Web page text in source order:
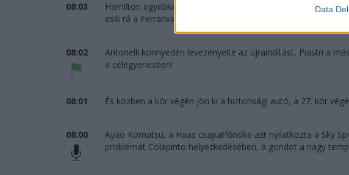
Data
08:03
Hamilton egyébként Antonellihez hasonlóan jól járt a
esik rá a Ferrarival.
08:02
Antonelli könnyedén levezényelte az újraindítást, Piastri a
a célegyenesben!
08:01 És közben a kör végén jön ki a biztonsági autó, a 27. kör
08:00
Ayao Komatsu, a Haas csapatfőnöke azt nyilatkozta a Sky
problémát Colapinto helyezkedésében, a gondot a nagy